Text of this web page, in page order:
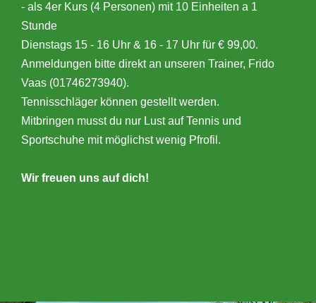
- als 4er Kurs (4 Personen) mit 10 Einheiten a 1
Stunde
Dienstags 15 - 16 Uhr & 16 - 17 Uhr für € 99,00.
Anmeldungen bitte direkt an unseren Trainer, Frido
Vaas (01746273940).
Tennisschläger können gestellt werden.
Mitbringen musst du nur Lust auf Tennis und
Sportschuhe mit möglichst wenig Pfrofil.
Wir freuen uns auf dich!